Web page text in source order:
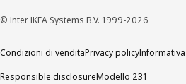
© Inter IKEA Systems B.V. 1999-2026
Condizioni di venditaPrivacy policy
Responsible disclosureModello 231